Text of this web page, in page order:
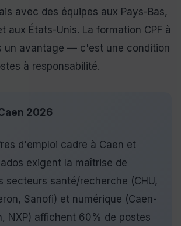
avec des équipes aux Pays-Bas,
aux États-Unis. La formation CPF à
un avantage — c'est une condition
à responsabilité.
2026
d'emploi cadre à Caen et
exigent la maîtrise de
secteurs santé/recherche (CHU,
Sanofi) et numérique (Caen-
NXP) affichent 60% de postes